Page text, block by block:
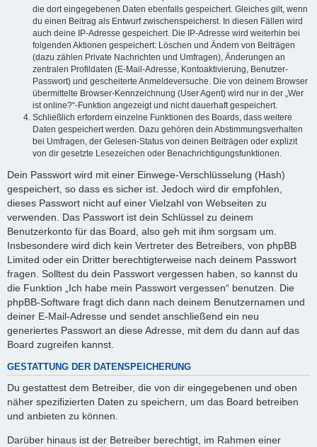
die dort eingegebenen Daten ebenfalls gespeichert. Gleiches gilt, wenn
du einen Beitrag als Entwurf zwischenspeicherst. In diesen Fällen wird
auch deine IP-Adresse gespeichert. Die IP-Adresse wird weiterhin bei
folgenden Aktionen gespeichert: Löschen und Ändern von Beiträgen
(dazu zählen Private Nachrichten und Umfragen), Änderungen an
zentralen Profildaten (E-Mail-Adresse, Kontoaktivierung, Benutzer-
Passwort) und gescheiterte Anmeldeversuche. Die von deinem Browser
übermittelte Browser-Kennzeichnung (User Agent) wird nur in der „Wer
ist online?“-Funktion angezeigt und nicht dauerhaft gespeichert.
Schließlich erfordern einzelne Funktionen des Boards, dass weitere
Daten gespeichert werden. Dazu gehören dein Abstimmungsverhalten
bei Umfragen, der Gelesen-Status von deinen Beiträgen oder explizit
von dir gesetzte Lesezeichen oder Benachrichtigungsfunktionen.
Dein Passwort wird mit einer Einwege-Verschlüsselung (Hash)
gespeichert, so dass es sicher ist. Jedoch wird dir empfohlen,
dieses Passwort nicht auf einer Vielzahl von Webseiten zu
verwenden. Das Passwort ist dein Schlüssel zu deinem
Benutzerkonto für das Board, also geh mit ihm sorgsam um.
Insbesondere wird dich kein Vertreter des Betreibers, von phpBB
Limited oder ein Dritter berechtigterweise nach deinem Passwort
fragen. Solltest du dein Passwort vergessen haben, so kannst du
die Funktion „Ich habe mein Passwort vergessen“ benutzen. Die
phpBB-Software fragt dich dann nach deinem Benutzernamen und
deiner E-Mail-Adresse und sendet anschließend ein neu
generiertes Passwort an diese Adresse, mit dem du dann auf das
Board zugreifen kannst.
GESTATTUNG DER DATENSPEICHERUNG
Du gestattest dem Betreiber, die von dir eingegebenen und oben
näher spezifizierten Daten zu speichern, um das Board betreiben
und anbieten zu können.
Darüber hinaus ist der Betreiber berechtigt, im Rahmen einer